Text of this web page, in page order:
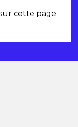
cette page